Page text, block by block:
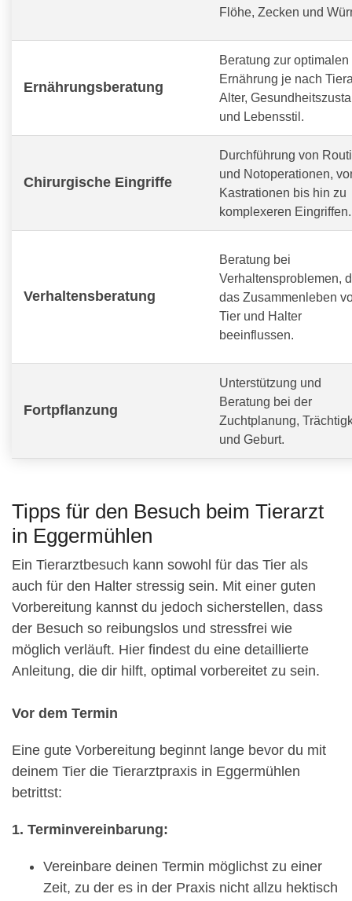
Flöhe, Zecken und
Ernährungsberatung
Beratung zur optimalen
Ernährung je nach
Alter,
und Lebensstil.
Chirurgische Eingriffe
Durchführung von
und Notoperationen,
Kastrationen bis hin zu
komplexeren Eingriffen.
Verhaltensberatung
Beratung bei
Verhaltensproblemen,
das Zusammenleben
Tier und Halter
beeinflussen.
Fortpflanzung
Unterstützung und
Beratung bei der
Zuchtplanung,
und Geburt.
Tipps für den Besuch beim Tierarzt
in Eggermühlen
Ein Tierarztbesuch kann sowohl für das Tier als
auch für den Halter stressig sein. Mit einer guten
Vorbereitung kannst du jedoch sicherstellen, dass
der Besuch so reibungslos und stressfrei wie
möglich verläuft. Hier findest du eine detaillierte
Anleitung, die dir hilft, optimal vorbereitet zu sein.
Vor dem Termin
Eine gute Vorbereitung beginnt lange bevor du mit
deinem Tier die Tierarztpraxis in Eggermühlen
betrittst:
1. Terminvereinbarung:
Vereinbare deinen Termin möglichst zu einer
Zeit, zu der es in der Praxis nicht allzu hektisch